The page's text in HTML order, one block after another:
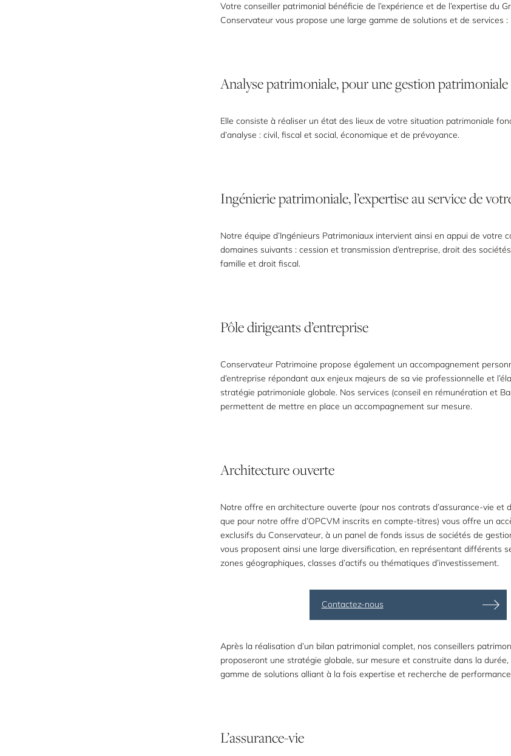
Votre conseiller patrimonial bénéficie de l’expérience et de l’expertise du
Conservateur vous propose une large gamme de solutions et de services :
Analysepatrimoniale,pourunegestionpatrimoniale
Elle consiste à réaliser un état des lieux de votre situation patrimoniale
d’analyse : civil, fiscal et social, économique et de prévoyance.
Ingénieriepatrimoniale,l’expertiseauservicede
Notre équipe d’Ingénieurs Patrimoniaux intervient ainsi en appui de votre
domaines suivants : cession et transmission d’entreprise, droit des
famille et droit fiscal.
Pôledirigeantsd’entreprise
Conservateur Patrimoine propose également un accompagnement
d’entreprise répondant aux enjeux majeurs de sa vie professionnelle et
stratégie patrimoniale globale. Nos services (conseil en rémunération et
permettent de mettre en place un accompagnement sur mesure.
Architectureouverte
Notre offre en architecture ouverte (pour nos contrats d’assurance-vie et
que pour notre offre d’OPCVM inscrits en compte-titres) vous offre un
exclusifs du Conservateur, à un panel de fonds issus de sociétés de
vous proposent ainsi une large diversification, en représentant différents
zones géographiques, classes d’actifs ou thématiques d’investissement.
Contactez-nous
Après la réalisation d’un bilan patrimonial complet, nos conseillers
proposeront une stratégie globale, sur mesure et construite dans la
gamme de solutions alliant à la fois expertise et recherche de
L’assurance-vie